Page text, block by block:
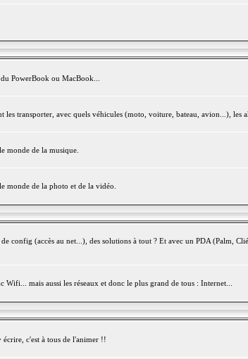
PowerBook ou MacBook...
transporter, avec quels véhicules (moto, voiture, bateau, avion...), les
monde de la musique.
monde de la photo et de la vidéo.
config (accès au net...), des solutions à tout ? Et avec un PDA (Palm,
mais aussi les réseaux et donc le plus grand de tous : Internet...
c'est à tous de l'animer !!